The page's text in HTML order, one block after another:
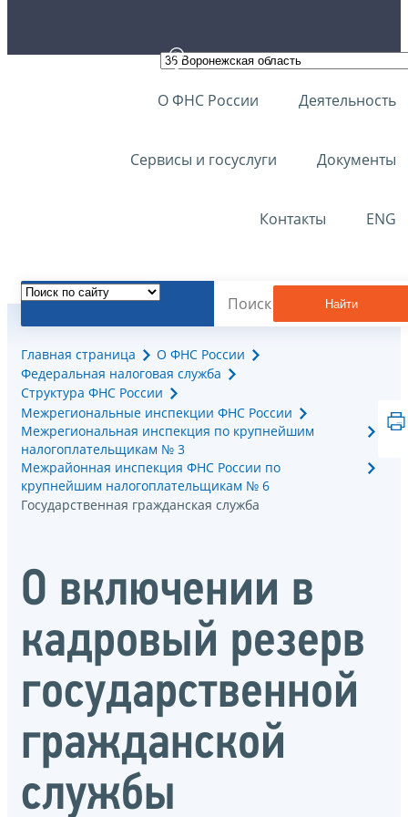
О ФНС России Деятельность
Сервисы и госуслуги Документы
Контакты ENG
Найти
Главная страница
О ФНС России
Федеральная налоговая служба
Структура ФНС России
Межрегиональные инспекции ФНС России
Межрегиональная инспекция по крупнейшим
налогоплательщикам № 3
Межрайонная инспекция ФНС России по
крупнейшим налогоплательщикам № 6
Государственная гражданская служба
О включении в
кадровый резерв
государственной
гражданской
службы